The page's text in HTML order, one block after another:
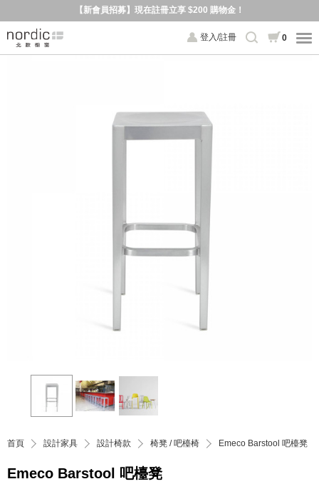
【新會員招募】現在註冊立享 $200 購物金！
登入/註冊 0
首頁 設計家具 設計椅款 椅凳 / 吧檯椅 Emeco Barstool 吧檯凳
Emeco Barstool 吧檯凳